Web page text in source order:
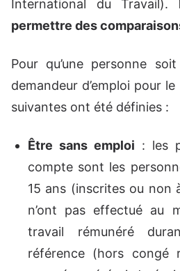
International du Travail).
permettre des
Pour qu’une personne
demandeur d’emploi pour
suivantes ont été définies :
Être sans emploi : les
compte sont les
15 ans (inscrites ou non
n’ont pas effectué au
travail rémunéré
référence (hors congé